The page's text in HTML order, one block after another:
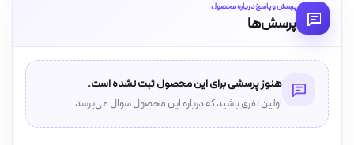
پرسش و پاسخ درباره محصول
پرسش‌ها
هنوز پرسشی برای این محصول ثبت نشده است.
اولین نفری باشید که درباره این محصول سوال می‌پرسد.